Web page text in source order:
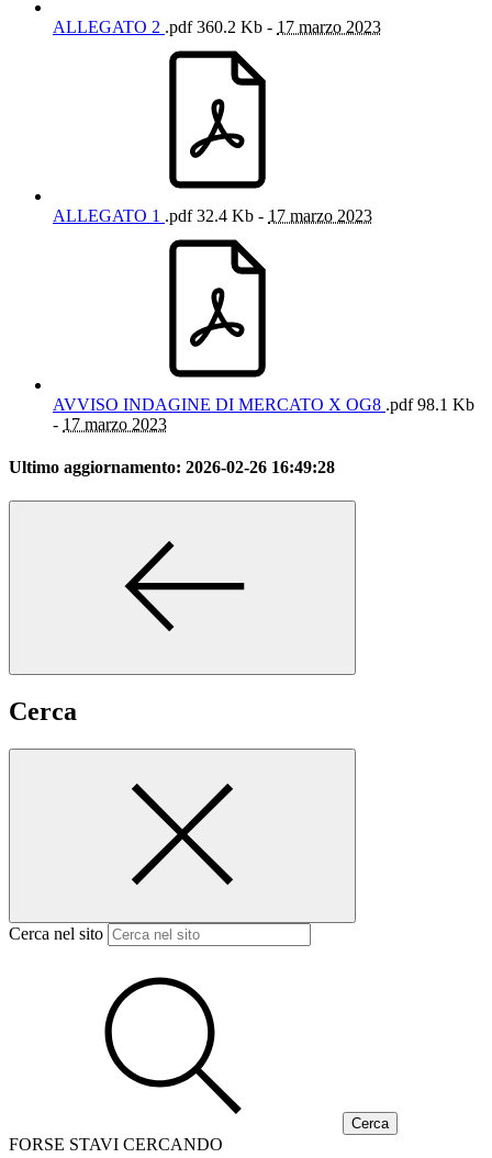
ALLEGATO 2 .pdf360.2 Kb - 17 marzo 2023
ALLEGATO 1 .pdf32.4 Kb - 17 marzo 2023
AVVISO INDAGINE DI MERCATO X OG8 .pdf98.1 Kb
- 17 marzo 2023
Ultimo aggiornamento: 2026-02-26 16:49:28
Cerca
Cerca nel sito
FORSE STAVI CERCANDO